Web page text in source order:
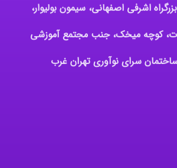
اشرفی اصفهانی، سیمون بولیوار،
کوچه میخک، جنب مجتمع آموزشی